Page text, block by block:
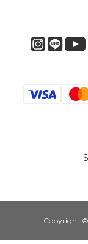
$
Copyright ©